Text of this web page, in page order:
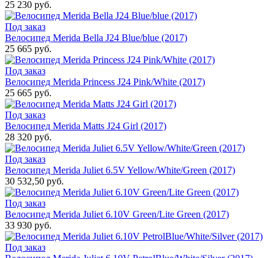
25 230 руб.
Под заказ
Велосипед Merida Bella J24 Blue/blue (2017)
25 665 руб.
Под заказ
Велосипед Merida Princess J24 Pink/White (2017)
25 665 руб.
Под заказ
Велосипед Merida Matts J24 Girl (2017)
28 320 руб.
Под заказ
Велосипед Merida Juliet 6.5V Yellow/White/Green (2017)
30 532,50 руб.
Под заказ
Велосипед Merida Juliet 6.10V Green/Lite Green (2017)
33 930 руб.
Под заказ